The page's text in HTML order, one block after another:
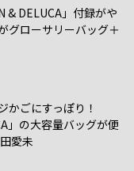
& DELUCA」付録がや
グローサリーバッグ＋
かごにすっぽり！
」の大容量バッグが便
愛未